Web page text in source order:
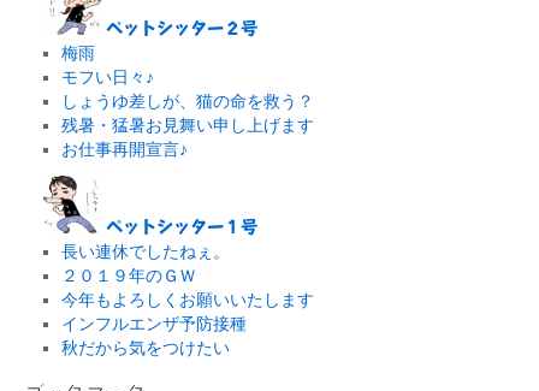
ペットシッター２号
梅雨
モフい日々♪
しょうゆ差しが、猫の命を救う？
残暑・猛暑お見舞い申し上げます
お仕事再開宣言♪
ペットシッター１号
長い連休でしたねぇ。
２０１９年のＧＷ
今年もよろしくお願いいたします
インフルエンザ予防接種
秋だから気をつけたい